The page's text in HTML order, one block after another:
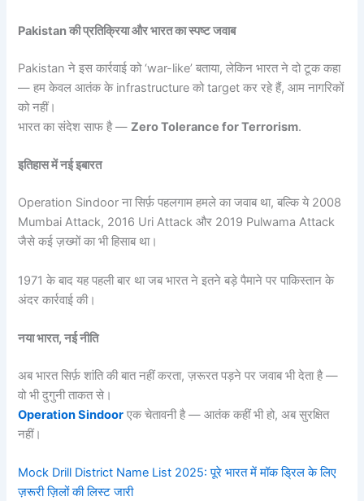
Pakistan की प्रतिक्रिया और भारत का स्पष्ट जवाब
Pakistan ने इस कार्रवाई को ‘war-like’ बताया, लेकिन भारत ने दो टूक कहा
— हम केवल आतंक के infrastructure को target कर रहे हैं, आम नागरिकों
को नहीं।
भारत का संदेश साफ है —Zero Tolerance for Terrorism.
इतिहास में नई इबारत
Operation Sindoor ना सिर्फ़ पहलगाम हमले का जवाब था, बल्कि ये 2008
Mumbai Attack, 2016 Uri Attack और 2019 Pulwama Attack
जैसे कई ज़ख्मों का भी हिसाब था।
1971 के बाद यह पहली बार था जब भारत ने इतने बड़े पैमाने पर पाकिस्तान के
अंदर कार्रवाई की।
नया भारत, नई नीति
अब भारत सिर्फ़ शांति की बात नहीं करता, ज़रूरत पड़ने पर जवाब भी देता है —
वो भी दुगुनी ताकत से।
Operation Sindoor एक चेतावनी है — आतंक कहीं भी हो, अब सुरक्षित
नहीं।
Mock Drill District Name List 2025: पूरे भारत में मॉक ड्रिल के लिए
ज़रूरी ज़िलों की लिस्ट जारी